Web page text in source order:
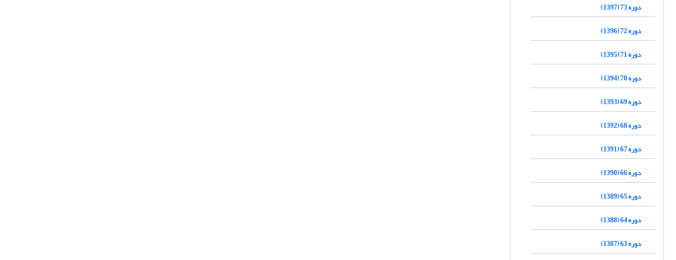
دوره 73 (1397)
دوره 72 (1396)
دوره 71 (1395)
دوره 70 (1394)
دوره 69 (1393)
دوره 68 (1392)
دوره 67 (1391)
دوره 66 (1390)
دوره 65 (1389)
دوره 64 (1388)
دوره 63 (1387)